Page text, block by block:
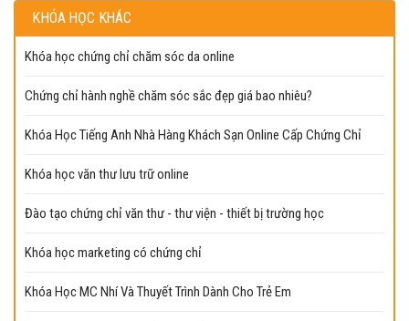
KHÓA HỌC KHÁC
Khóa học chứng chỉ chăm sóc da online
Chứng chỉ hành nghề chăm sóc sắc đẹp giá bao nhiêu?
Khóa Học Tiếng Anh Nhà Hàng Khách Sạn Online Cấp Chứng Chỉ
Khóa học văn thư lưu trữ online
Đào tạo chứng chỉ văn thư - thư viện - thiết bị trường học
Khóa học marketing có chứng chỉ
Khóa Học MC Nhí Và Thuyết Trình Dành Cho Trẻ Em